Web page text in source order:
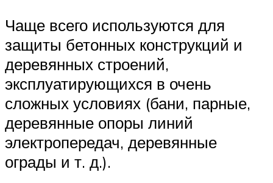
Чаще всего используются для
защиты бетонных конструкций и
деревянных строений,
эксплуатирующихся в очень
сложных условиях (бани, парные,
деревянные опоры линий
электропередач, деревянные
ограды и т. д.).